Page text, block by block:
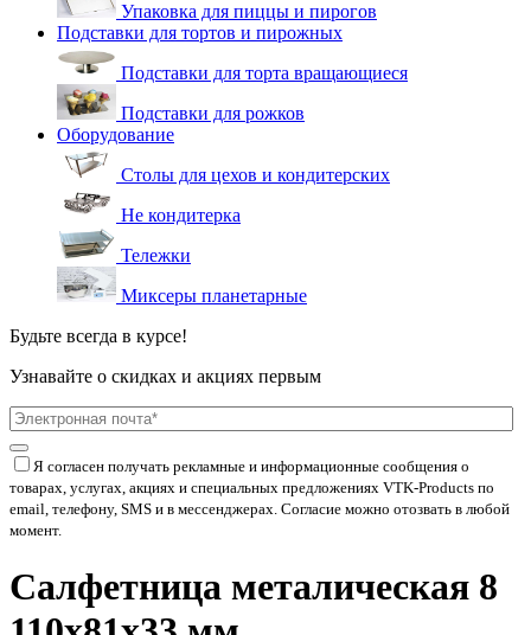
Упаковка для пиццы и пирогов
Подставки для тортов и пирожных
Подставки для торта вращающиеся
Подставки для рожков
Оборудование
Столы для цехов и кондитерских
Не кондитерка
Тележки
Миксеры планетарные
Будьте всегда в курсе!
Узнавайте о скидках и акциях первым
Я согласен получать рекламные и информационные сообщения о
товарах, услугах, акциях и специальных предложениях VTK-Products по
email, телефону, SMS и в мессенджерах. Согласие можно отозвать в любой
момент.
Салфетница металическая 8